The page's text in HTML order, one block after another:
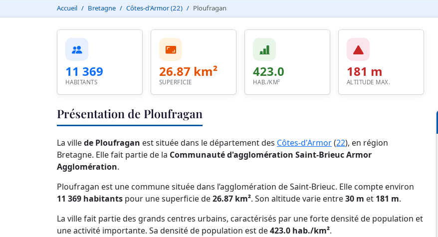
Accueil Bretagne Côtes-d'Armor (22) Ploufragan
11 369
HABITANTS
26.87 km²
SUPERFICIE
423.0
HAB./KM²
181 m
ALTITUDE MAX.
Présentation de Ploufragan
La villede Ploufragan est située dans le département des Côtes-d'Armor(22), en région
Bretagne. Elle fait partie de la Communauté d'agglomération Saint-Brieuc Armor
Agglomération.
Ploufragan est une commune située dans l’agglomération de Saint-Brieuc. Elle compte environ
11 369 habitants pour une superficie de26.87 km². Son altitude varie entre30 m et 181 m.
La ville fait partie des grands centres urbains, caractérisés par une forte densité de population et
une activité importante. Sa densité de population est de423.0 hab./km².